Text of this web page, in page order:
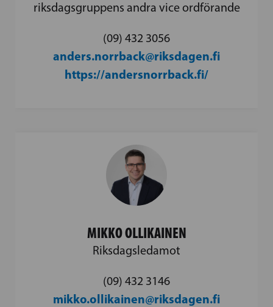
riksdagsgruppens andra vice ordförande
(09) 432 3056
anders.norrback@riksdagen.fi
https://andersnorrback.fi/
MIKKO OLLIKAINEN
Riksdagsledamot
(09) 432 3146
mikko.ollikainen@riksdagen.fi